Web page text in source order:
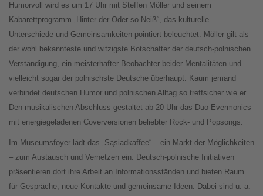
Humorvoll wird es um 17 Uhr mit Steffen Möller und seinem
Kabarettprogramm „Hinter der Oder so Neiß“, das kulturelle
Unterschiede und Gemeinsamkeiten pointiert beleuchtet. Möller gilt als
der wohl bekannteste und witzigste Botschafter der deutsch-polnischen
Verständigung, ein meisterhafter Beobachter beider Mentalitäten und
vielleicht sogar der polnischste Deutsche überhaupt. Kaum jemand
verbindet deutschen Humor und polnischen Alltag so treffsicher wie er.
Den musikalischen Abschluss gestaltet ab 20 Uhr das Duo Evermonics
mit energiegeladenen Coverversionen beliebter Rock- und Popsongs.
Im Museumsfoyer lädt das „Sąsiadkaffee“ – ein Markt der Möglichkeiten
– zum Austausch und Vernetzen ein. Deutsch-polnische Initiativen
präsentieren dort ihre Arbeit an Informationsständen und bieten Raum
für Gespräche, neue Kontakte und gemeinsame Ideen. Dabei sind u. a.